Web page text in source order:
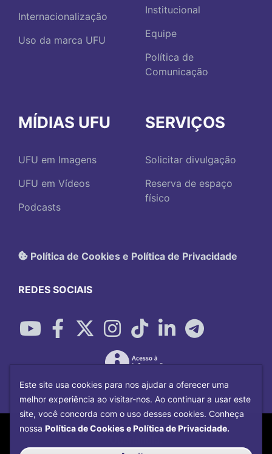
Internacionalização
Uso da marca UFU
Institucional
Equipe
Política de
Comunicação
MÍDIAS UFU
UFU em Imagens
UFU em Vídeos
Podcasts
SERVIÇOS
Solicitar divulgação
Reserva de espaço
físico
Política de Cookies e Política de Privacidade
REDES SOCIAIS
Copyright©2026Universidade Federal
Este site usa cookies para nos ajudar a oferecer uma
melhor experiência ao visitar-nos. Ao continuar a usar este
site, você concorda com o uso desses cookies. Conheça
nossa Política de Cookies e Política de Privacidade.